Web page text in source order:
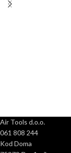
Air Tools d.o.o.
061 808 244
Kod Doma